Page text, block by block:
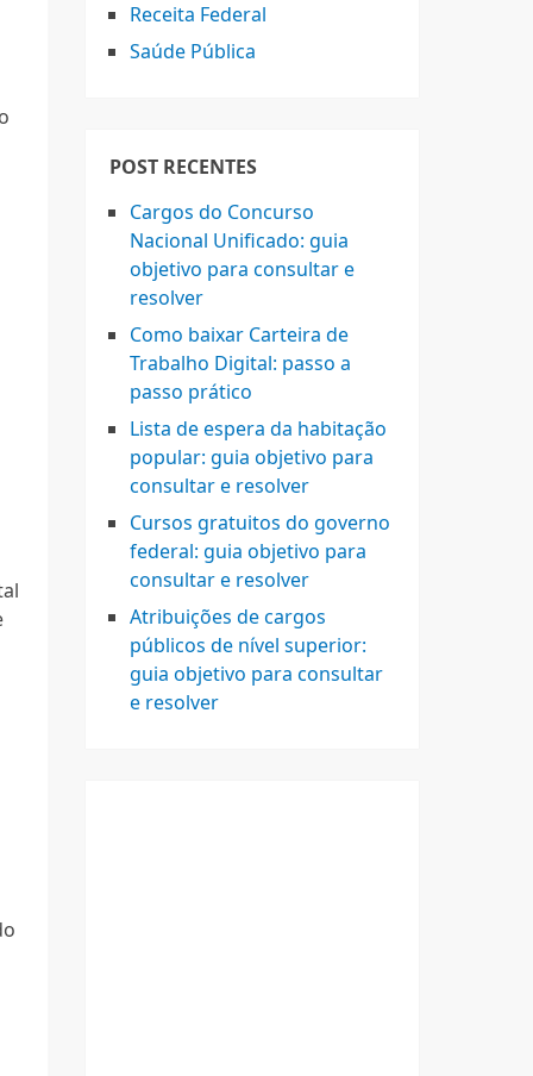
Receita Federal
Saúde Pública
POST RECENTES
Cargos do Concurso
Nacional Unificado: guia
objetivo para consultar e
resolver
Como baixar Carteira de
Trabalho Digital: passo a
passo prático
Lista de espera da habitação
popular: guia objetivo para
consultar e resolver
Cursos gratuitos do governo
federal: guia objetivo para
consultar e resolver
Atribuições de cargos
públicos de nível superior:
guia objetivo para consultar
e resolver